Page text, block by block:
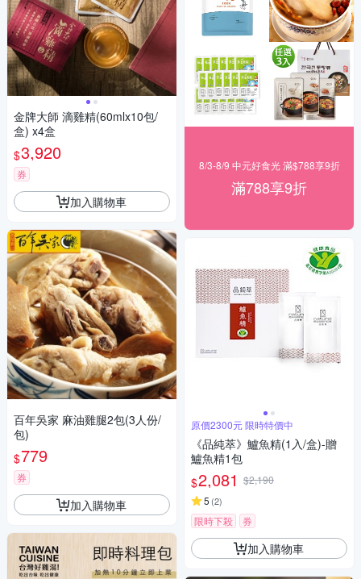
金牌大師 滴雞精(60mlx10包/
盒) x4盒
$3,920
券
加入購物車
百年吳家 麻油雞腿2包(3人份/
包)
$779
券
加入購物車
8/3-8/9 中元好食光 滿$788享9折
滿788享9折
原價2300元 限時特價中
《品純萃》鱸魚精(1入/盒)-贈
鱸魚精1包
$2,081 $2,190
5 (2)
限時下殺 券
加入購物車